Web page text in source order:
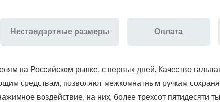
Нестандартные размеры Оплата
на Российском рынке, с первых дней. Качество
средствам, позволяют межкомнатным ручкам
воздействие, на них, более трехсот пятидесяти